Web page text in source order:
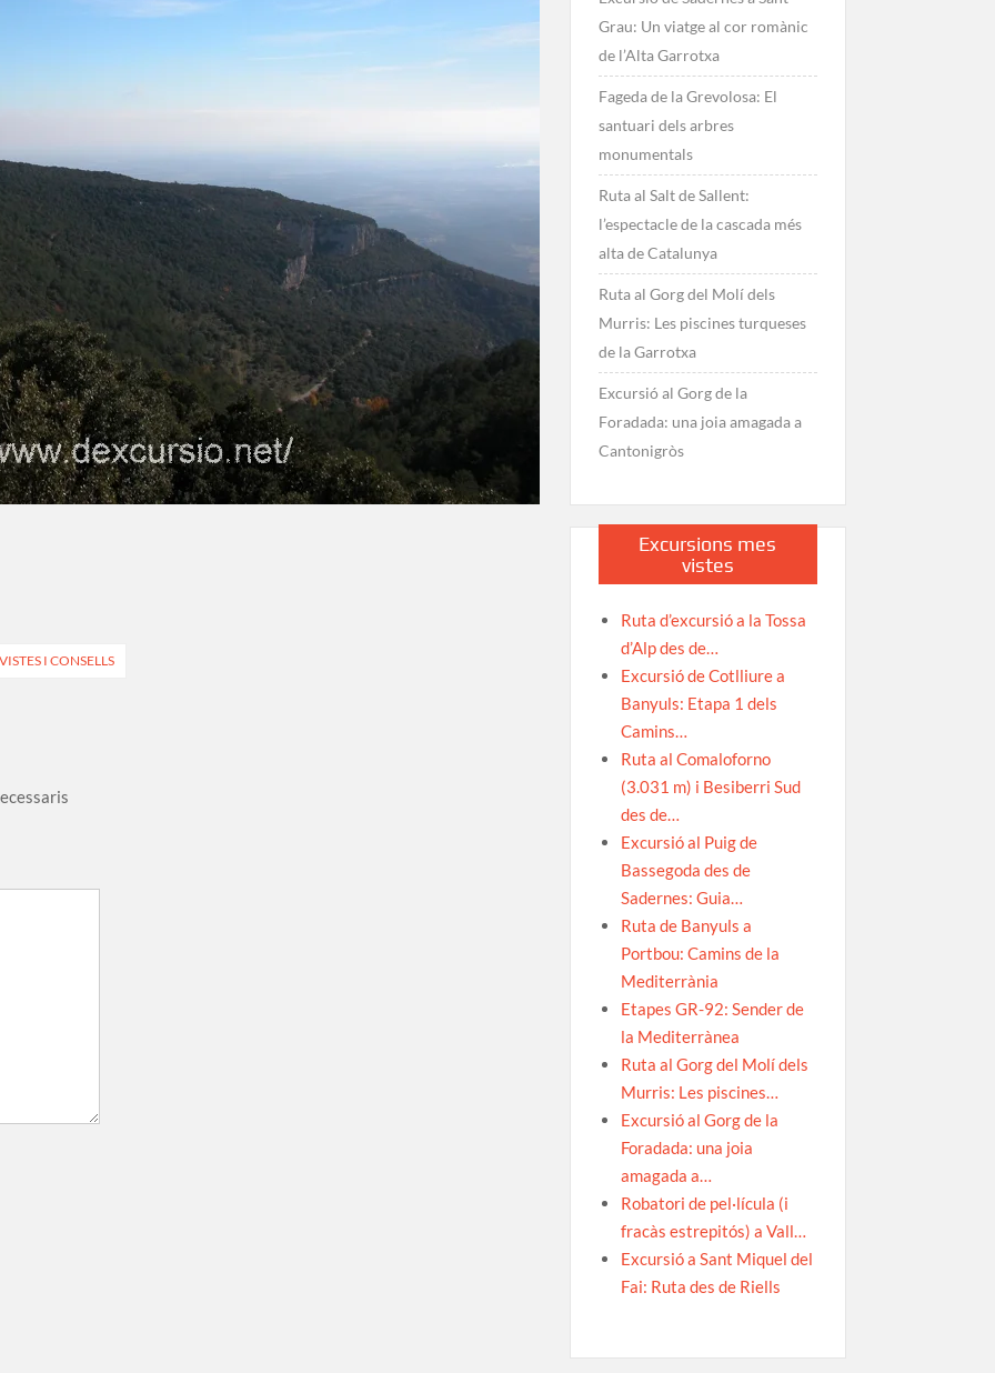
I CONSELLS
Grau: Un viatge al cor romànic
de l’Alta Garrotxa
Fageda de la Grevolosa: El
santuari dels arbres
monumentals
Ruta al Salt de Sallent:
l’espectacle de la cascada més
alta de Catalunya
Ruta al Gorg del Molí dels
Murris: Les piscines turqueses
de la Garrotxa
Excursió al Gorg de la
Foradada: una joia amagada a
Cantonigròs
Excursions mes
vistes
Ruta d’excursió a la Tossa
d’Alp des de…
Excursió de Cotlliure a
Banyuls: Etapa 1 dels
Camins…
Ruta al Comaloforno
(3.031 m) i Besiberri Sud
des de…
Excursió al Puig de
Bassegoda des de
Sadernes: Guia…
Ruta de Banyuls a
Portbou: Camins de la
Mediterrània
Etapes GR-92: Sender de
la Mediterrànea
Ruta al Gorg del Molí dels
Murris: Les piscines…
Excursió al Gorg de la
Foradada: una joia
amagada a…
Robatori de pel·lícula (i
fracàs estrepitós) a Vall…
Excursió a Sant Miquel del
Fai: Ruta des de Riells